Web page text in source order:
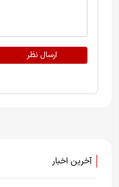
ارسال نظر
آخرین اخبار